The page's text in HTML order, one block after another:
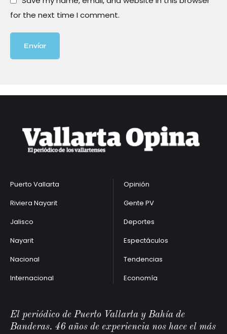
for the next time I comment.
Envíar
Puerto Vallarta
Riviera Nayarit
Jalisco
Nayarit
Nacional
Internacional
Opinión
Gente PV
Deportes
Espectáculos
Tendencias
Economía
El periódico de Puerto Vallarta y Bahía de
Banderas. 46 años de experiencia nos hace el más